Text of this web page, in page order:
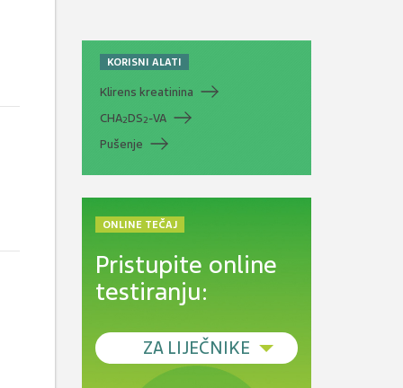
KORISNI ALATI
Klirens kreatinina
CHA2DS2-VA
Pušenje
ONLINE TEČAJ
Pristupite online
testiranju:
ZA LIJEČNIKE